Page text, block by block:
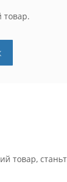
товар.
товар,